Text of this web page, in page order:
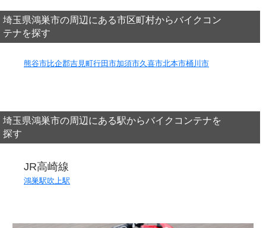
埼玉県鴻巣市の周辺にある市区町村からバイクコン
テナを探す
熊谷市比企郡吉見町行田市加須市久喜市北本市桶川市
埼玉県鴻巣市の周辺にある駅からバイクコンテナを
探す
JR高崎線
鴻巣駅吹上駅